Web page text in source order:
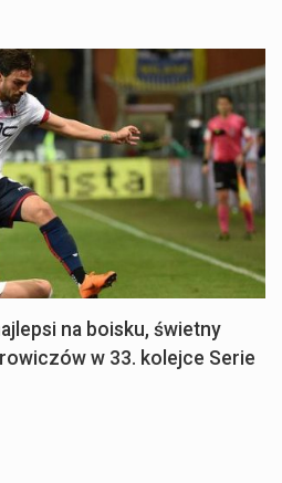
na boisku, świetny
w 33. kolejce Serie